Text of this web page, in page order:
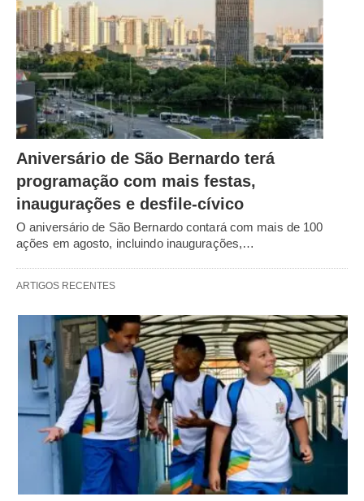
Aniversário de São Bernardo terá
programação com mais festas,
inaugurações e desfile-cívico
O aniversário de São Bernardo contará com mais de 100
ações em agosto, incluindo inaugurações,…
ARTIGOS RECENTES